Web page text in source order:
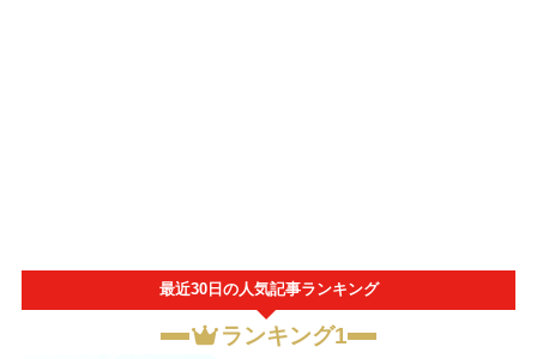
最近30日の人気記事ランキング
ランキング1